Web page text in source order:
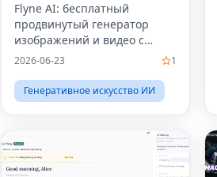
Flyne AI: бесплатный
продвинутый генератор
изображений и видео с
искусственным интеллектом
2026-06-23 1
Генеративное искусство ИИ